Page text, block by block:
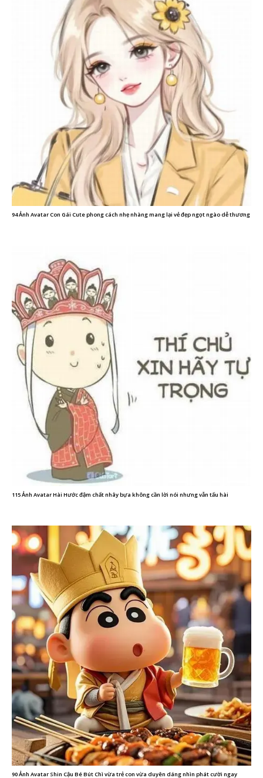
94 Ảnh Avatar Con Gái Cute phong cách nhẹ nhàng mang lại vẻ đẹp ngọt ngào dễ thương
115 Ảnh Avatar Hài Hước đậm chất nhây bựa không cần lời nói nhưng vẫn tấu hài
90 Ảnh Avatar Shin Cậu Bé Bút Chì vừa trẻ con vừa duyên dáng nhìn phát cười ngay